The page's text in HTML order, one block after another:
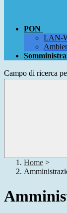
PON
LAN-
Campo di ricerca
Home >